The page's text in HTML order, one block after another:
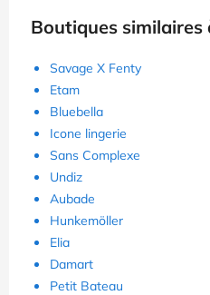
Boutiques similaires
Savage X Fenty
Etam
Bluebella
Icone lingerie
Sans Complexe
Undiz
Aubade
Hunkemöller
Elia
Damart
Petit Bateau